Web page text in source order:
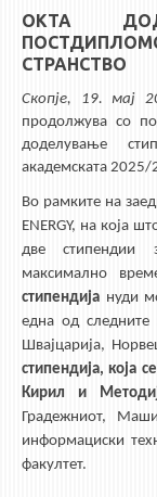
ОКТА
СТРАНСТВО
Скопје, 19. мај
продолжува со
доделување
академската 2025/
Во рамките на
ENERGY, на која
две стипендии
максимално
стипендија нуди
една од следните
Швајцарија,
стипендија, која
Кирил и
Градежниот,
информациски
факултет.